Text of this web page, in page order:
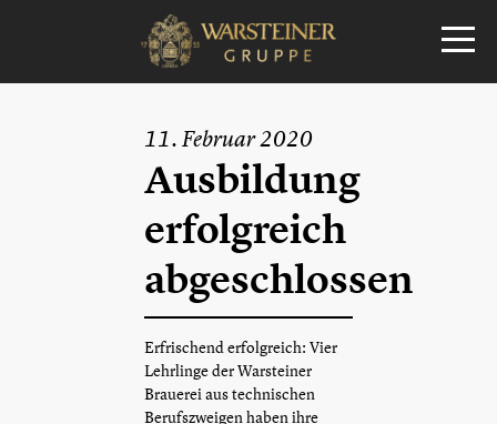
11. Februar 2020
Ausbildung
erfolgreich
abgeschlossen
Erfrischend erfolgreich: Vier
Lehrlinge der Warsteiner
Brauerei aus technischen
Berufszweigen haben ihre